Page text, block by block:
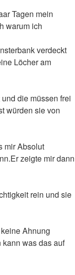
Tagen mein
warum ich
verdeckt
Löcher am
die müssen frei
würden sie von
mir Absolut
zeigte mir dann
rein und sie
Ahnung
was das auf